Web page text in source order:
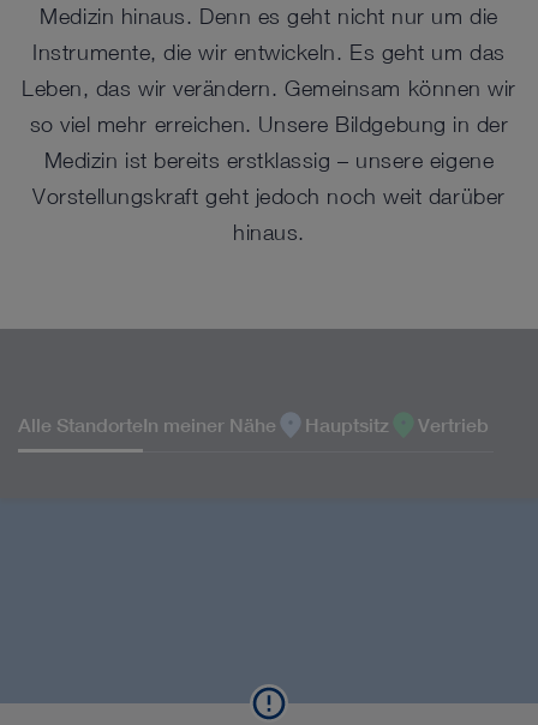
Medizin hinaus. Denn es geht nicht nur um die
Instrumente, die wir entwickeln. Es geht um das
Leben, das wir verändern. Gemeinsam können wir
so viel mehr erreichen. Unsere Bildgebung in der
Medizin ist bereits erstklassig – unsere eigene
Vorstellungskraft geht jedoch noch weit darüber
hinaus.
Alle StandorteIn meiner Nähe Hauptsitz Vertrieb &